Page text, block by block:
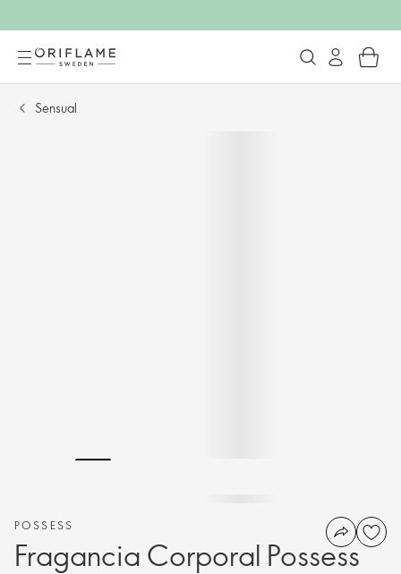
Sensual
POSSESS
Fragancia Corporal Possess